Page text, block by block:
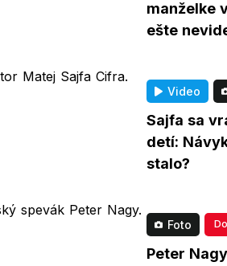
manželke
ešte
Video
Sajfa sa
detí:
stalo?
Foto
Peter